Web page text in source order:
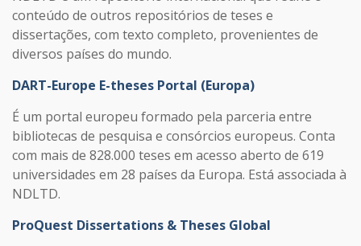
conteúdo de outros repositórios de teses e
dissertações, com texto completo, provenientes de
diversos países do mundo.
DART-Europe E-theses Portal (Europa)
É um portal europeu formado pela parceria entre
bibliotecas de pesquisa e consórcios europeus. Conta
com mais de 828.000 teses em acesso aberto de 619
universidades em 28 países da Europa. Está associada à
NDLTD.
ProQuest Dissertations & Theses Global